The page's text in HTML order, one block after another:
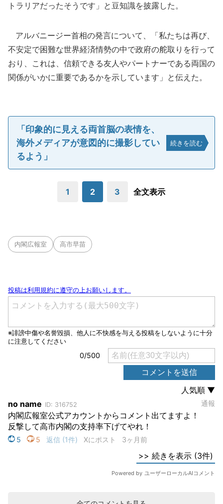
トラリアだったそうです」と豆知識を披露した。
アルバニージー首相の発言について、「私たちは再び、
不安定で困難な世界経済情勢の中で政府の舵取りを行って
おり、これは、信頼できる友人やパートナーである両国の
関係がいかに重要であるかを示しています」と伝えた。
「印象的に見える両首脳の表情を、
海外メディアが意図的に撮影してい
るよう」
続きを読む
1 2 3 全文表示
内閣広報室 高市早苗